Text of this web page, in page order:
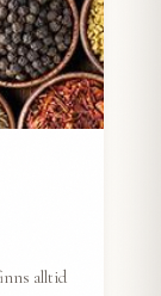
alltid